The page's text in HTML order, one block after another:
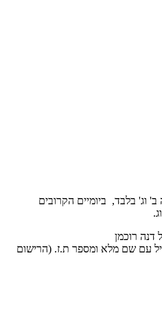
וג' בלבד, ביומיים הקרובים
דנה רוכמן
עם שם מלא ומספר ת.ז. (הרישום